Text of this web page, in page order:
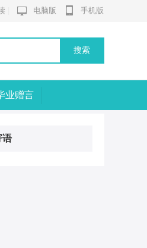
电脑版 手机版
搜索
业赠言
语